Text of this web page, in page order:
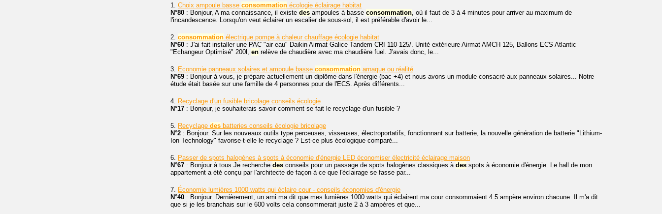
1. Choix ampoule basse consommation écologie éclairage habitat
N°80 : Bonjour, A ma connaissance, il existe des ampoules à basse consommation, où il faut de 3 à 4 minutes pour arriver au maximum de
l'incandescence. Lorsqu'on veut éclairer un escalier de sous-sol, il est préférable d'avoir le...
2. consommation électrique pompe à chaleur chauffage écologie habitat
N°60 : J'ai fait installer une PAC "air-eau" Daikin Airmat Galice Tandem CRI 110-125/. Unité extérieure Airmat AMCH 125, Ballons ECS Atlantic
"Echangeur Optimisé" 200l, en relève de chaudière avec ma chaudière fuel. J'avais donc, le...
3. Economie panneaux solaires et ampoule basse consommation arnaque ou réalité
N°69 : Bonjour à vous, je prépare actuellement un diplôme dans l'énergie (bac +4) et nous avons un module consacré aux panneaux solaires... Notre
étude était basée sur une famille de 4 personnes pour de l'ECS. Après différents...
4. Recyclage d'un fusible bricolage conseils écologie
N°17 : Bonjour, je souhaiterais savoir comment se fait le recyclage d'un fusible ?
5. Recyclage des batteries conseils écologie bricolage
N°2 : Bonjour. Sur les nouveaux outils type perceuses, visseuses, électroportatifs, fonctionnant sur batterie, la nouvelle génération de batterie "Lithium-
Ion Technology" favorise-t-elle le recyclage ? Est-ce plus écologique comparé...
6. Passer de spots halogènes à spots à économie d'énergie LED économiser électricité éclairage maison
N°67 : Bonjour à tous Je recherche des conseils pour un passage de spots halogènes classiques à des spots à économie d'énergie. Le hall de mon
appartement a été conçu par l'architecte de façon à ce que l'éclairage se fasse par...
7. Économie lumières 1000 watts qui éclaire cour - conseils économies d'énergie
N°40 : Bonjour. Dernièrement, un ami ma dit que mes lumières 1000 watts qui éclairent ma cour consommaient 4.5 ampère environ chacune. Il m'a dit
que si je les branchais sur le 600 volts cela consommerait juste 2 à 3 ampères et que...